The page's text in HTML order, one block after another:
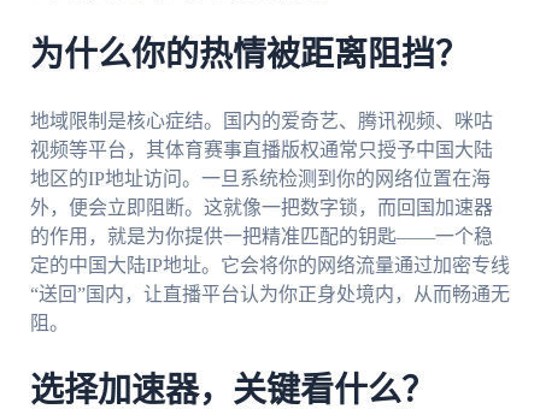
为什么你的热情被距离阻挡？
地域限制是核心症结。国内的爱奇艺、腾讯视频、咪咕
视频等平台，其体育赛事直播版权通常只授予中国大陆
地区的IP地址访问。一旦系统检测到你的网络位置在海
外，便会立即阻断。这就像一把数字锁，而回国加速器
的作用，就是为你提供一把精准匹配的钥匙——一个稳
定的中国大陆IP地址。它会将你的网络流量通过加密专线
“送回”国内，让直播平台认为你正身处境内，从而畅通无
阻。
选择加速器，关键看什么？